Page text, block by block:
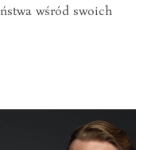
wśród swoich